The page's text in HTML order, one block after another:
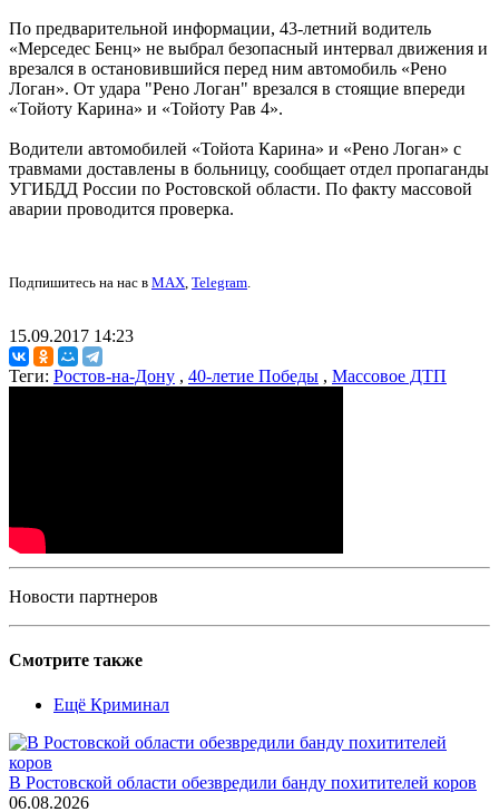
По предварительной информации, 43-летний водитель
«Мерседес Бенц» не выбрал безопасный интервал движения и
врезался в остановившийся перед ним автомобиль «Рено
Логан». От удара "Рено Логан" врезался в стоящие впереди
«Тойоту Карина» и «Тойоту Рав 4».
Водители автомобилей «Тойота Карина» и «Рено Логан» с
травмами доставлены в больницу, сообщает отдел пропаганды
УГИБДД России по Ростовской области. По факту массовой
аварии проводится проверка.
Подпишитесь на нас в MAX, Telegram.
15.09.2017 14:23
Теги: Ростов-на-Дону , 40-летие Победы , Массовое ДТП
Новости партнеров
Смотрите также
Ещё Криминал
В Ростовской области обезвредили банду похитителей коров
06.08.2026